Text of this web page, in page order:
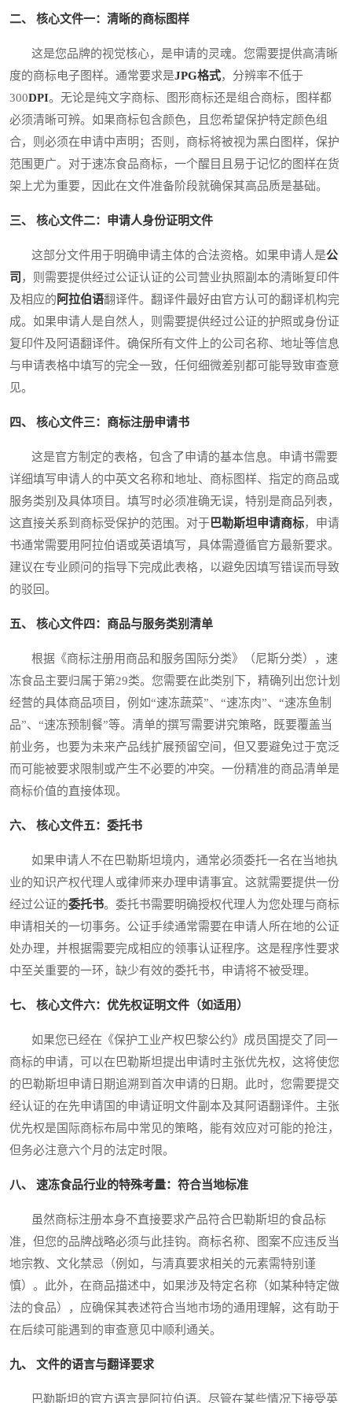
二、 核心文件一：清晰的商标图样
这是您品牌的视觉核心，是申请的灵魂。您需要提供高清晰
度的商标电子图样。通常要求是JPG格式，分辨率不低于
300DPI。无论是纯文字商标、图形商标还是组合商标，图样都
必须清晰可辨。如果商标包含颜色，且您希望保护特定颜色组
合，则必须在申请中声明；否则，商标将被视为黑白图样，保护
范围更广。对于速冻食品商标，一个醒目且易于记忆的图样在货
架上尤为重要，因此在文件准备阶段就确保其高品质是基础。
三、 核心文件二：申请人身份证明文件
这部分文件用于明确申请主体的合法资格。如果申请人是公
司 ，则需要提供经过公证认证的公司营业执照副本的清晰复印件
及相应的阿拉伯语翻译件。翻译件最好由官方认可的翻译机构完
成。如果申请人是自然人，则需要提供经过公证的护照或身份证
复印件及阿语翻译件。确保所有文件上的公司名称、地址等信息
与申请表格中填写的完全一致，任何细微差别都可能导致审查意
见。
四、 核心文件三：商标注册申请书
这是官方制定的表格，包含了申请的基本信息。申请书需要
详细填写申请人的中英文名称和地址、商标图样、指定的商品或
服务类别及具体项目。填写时必须准确无误，特别是商品列表，
这直接关系到商标受保护的范围。对于巴勒斯坦申请商标，申请
书通常需要用阿拉伯语或英语填写，具体需遵循官方最新要求。
建议在专业顾问的指导下完成此表格，以避免因填写错误而导致
的驳回。
五、 核心文件四：商品与服务类别清单
根据《商标注册用商品和服务国际分类》（尼斯分类），速
冻食品主要归属于第29类。您需要在此类别下，精确列出您计划
经营的具体商品项目，例如“速冻蔬菜”、“速冻肉”、“速冻鱼制
品”、“速冻预制餐”等。清单的撰写需要讲究策略，既要覆盖当
前业务，也要为未来产品线扩展预留空间，但又要避免过于宽泛
而可能被要求限制或产生不必要的冲突。一份精准的商品清单是
商标价值的直接体现。
六、 核心文件五：委托书
如果申请人不在巴勒斯坦境内，通常必须委托一名在当地执
业的知识产权代理人或律师来办理申请事宜。这就需要提供一份
经过公证的委托书。委托书需要明确授权代理人为您处理与商标
申请相关的一切事务。公证手续通常需要在申请人所在地的公证
处办理，并根据需要完成相应的领事认证程序。这是程序性要求
中至关重要的一环，缺少有效的委托书，申请将不被受理。
七、 核心文件六：优先权证明文件（如适用）
如果您已经在《保护工业产权巴黎公约》成员国提交了同一
商标的申请，可以在巴勒斯坦提出申请时主张优先权，这将使您
的巴勒斯坦申请日期追溯到首次申请的日期。此时，您需要提交
经认证的在先申请国的申请证明文件副本及其阿语翻译件。主张
优先权是国际商标布局中常见的策略，能有效应对可能的抢注，
但务必注意六个月的法定时限。
八、 速冻食品行业的特殊考量：符合当地标准
虽然商标注册本身不直接要求产品符合巴勒斯坦的食品标
准，但您的品牌战略必须与此挂钩。商标名称、图案不应违反当
地宗教、文化禁忌（例如，与清真要求相关的元素需特别谨
慎）。此外，在商品描述中，如果涉及特定名称（如某种特定做
法的食品），应确保其表述符合当地市场的通用理解，这有助于
在后续可能遇到的审查意见中顺利通关。
九、 文件的语言与翻译要求
巴勒斯坦的官方语言是阿拉伯语。尽管在某些情况下接受英